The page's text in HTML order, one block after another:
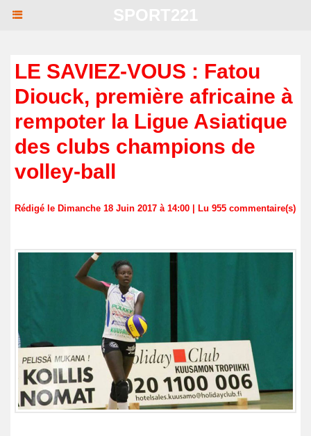
LE SAVIEZ-VOUS : Fatou
Diouck, première africaine à
rempoter la Ligue Asiatique
des clubs champions de
volley-ball
Rédigé le Dimanche 18 Juin 2017 à 14:00 | Lu 955 commentaire(s)